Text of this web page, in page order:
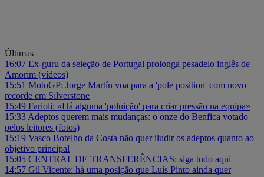
Últimas
16:07 Ex-guru da seleção de Portugal prolonga pesadelo inglês de
Amorim (vídeos)
15:51 MotoGP: Jorge Martín voa para a 'pole position' com novo
recorde em Silverstone
15:49 Farioli: «Há alguma 'poluição' para criar pressão na equipa»
15:33 Adeptos querem mais mudanças: o onze do Benfica votado
pelos leitores (fotos)
15:19 Vasco Botelho da Costa não quer iludir os adeptos quanto ao
objetivo principal
15:05 CENTRAL DE TRANSFERÊNCIAS: siga tudo aqui
14:57 Gil Vicente: há uma posição que Luís Pinto ainda quer